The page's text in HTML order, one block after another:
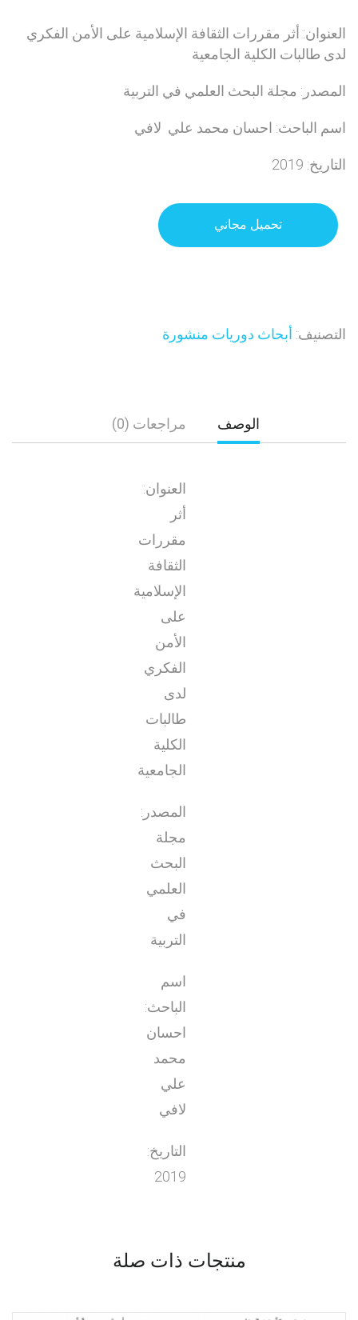
العنوان: أثر مقررات الثقافة الإسلامية على الأمن الفكري
لدى طالبات الكلية الجامعية
المصدر: مجلة البحث العلمي في التربية
اسم الباحث: احسان محمد علي لافي
التاريخ: 2019
تحميل مجاني
التصنيف: أبحاث دوريات منشورة
الوصف مراجعات (0)
العنوان:
أثر
مقررات
الثقافة
الإسلامية
على
الأمن
الفكري
لدى
طالبات
الكلية
الجامعية
المصدر:
مجلة
البحث
العلمي
في
التربية
اسم
الباحث:
احسان
محمد
علي
لافي
التاريخ:
2019
منتجات ذات صلة